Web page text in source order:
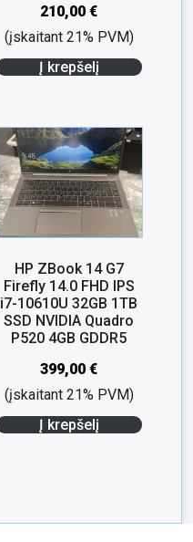
210,00€
(įskaitant 21% PVM)
Į krepšelį
HP ZBook 14 G7
Firefly 14.0 FHD IPS
i7-10610U 32GB 1TB
SSD NVIDIA Quadro
P520 4GB GDDR5
399,00€
(įskaitant 21% PVM)
Į krepšelį